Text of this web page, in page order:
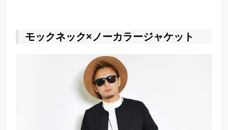
モックネック×ノーカラージャケット